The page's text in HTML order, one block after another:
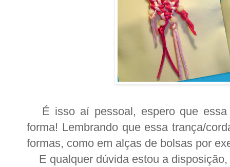
É isso aí pessoal, espero que essa
forma! Lembrando que essa trança/
formas, como em alças de bolsas por
E qualquer dúvida estou a